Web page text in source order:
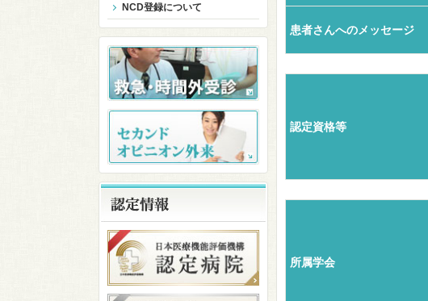
患者さんへのメッセージ
認定資格等
所属学会
NCD登録について